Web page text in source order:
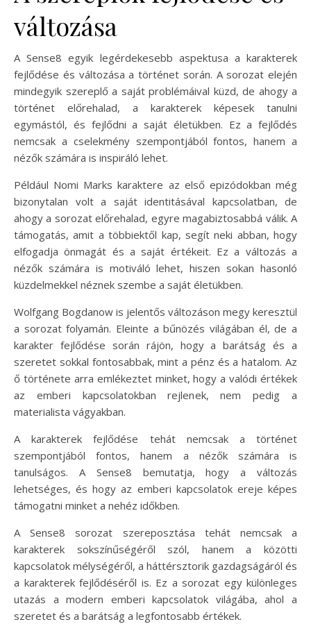
változása
A Sense8 egyik legérdekesebb aspektusa a karakterek
fejlődése és változása a történet során. A sorozat elején
mindegyik szereplő a saját problémáival küzd, de ahogy a
történet előrehalad, a karakterek képesek tanulni
egymástól, és fejlődni a saját életükben. Ez a fejlődés
nemcsak a cselekmény szempontjából fontos, hanem a
nézők számára is inspiráló lehet.
Például Nomi Marks karaktere az első epizódokban még
bizonytalan volt a saját identitásával kapcsolatban, de
ahogy a sorozat előrehalad, egyre magabiztosabbá válik. A
támogatás, amit a többiektől kap, segít neki abban, hogy
elfogadja önmagát és a saját értékeit. Ez a változás a
nézők számára is motiváló lehet, hiszen sokan hasonló
küzdelmekkel néznek szembe a saját életükben.
Wolfgang Bogdanow is jelentős változáson megy keresztül
a sorozat folyamán. Eleinte a bűnözés világában él, de a
karakter fejlődése során rájön, hogy a barátság és a
szeretet sokkal fontosabbak, mint a pénz és a hatalom. Az
ő története arra emlékeztet minket, hogy a valódi értékek
az emberi kapcsolatokban rejlenek, nem pedig a
materialista vágyakban.
A karakterek fejlődése tehát nemcsak a történet
szempontjából fontos, hanem a nézők számára is
tanulságos. A Sense8 bemutatja, hogy a változás
lehetséges, és hogy az emberi kapcsolatok ereje képes
támogatni minket a nehéz időkben.
A Sense8 sorozat szereposztása tehát nemcsak a
karakterek sokszínűségéről szól, hanem a közötti
kapcsolatok mélységéről, a háttérsztorik gazdagságáról és
a karakterek fejlődéséről is. Ez a sorozat egy különleges
utazás a modern emberi kapcsolatok világába, ahol a
szeretet és a barátság a legfontosabb értékek.